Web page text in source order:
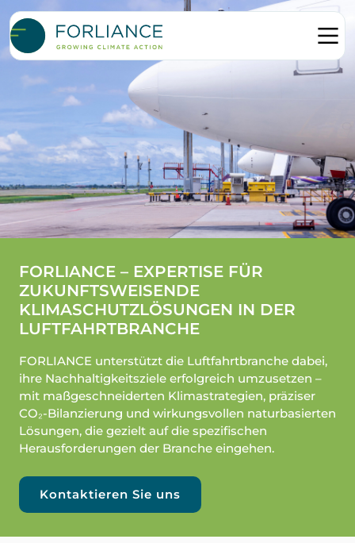
FORLIANCE – EXPERTISE FÜR
ZUKUNFTSWEISENDE
KLIMASCHUTZLÖSUNGEN IN DER
LUFTFAHRTBRANCHE
FORLIANCE unterstützt die Luftfahrtbranche dabei,
ihre Nachhaltigkeitsziele erfolgreich umzusetzen –
mit maßgeschneiderten Klimastrategien, präziser
CO₂-Bilanzierung und wirkungsvollen naturbasierten
Lösungen, die gezielt auf die spezifischen
Herausforderungen der Branche eingehen.
Kontaktieren Sie uns